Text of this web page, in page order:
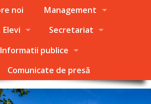
noi
Management
Elevi
Secretariat
Informatii publice
Comunicate de presă